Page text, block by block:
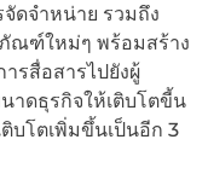
ดจำหน่าย รวมถึง
ณฑ์ใหม่ๆ พร้อมสร้าง
รสื่อสารไปยังผู้
าดธุรกิจให้เติบโตขี้น
บโตเพิ่มขึ้นเป็นอีก 3